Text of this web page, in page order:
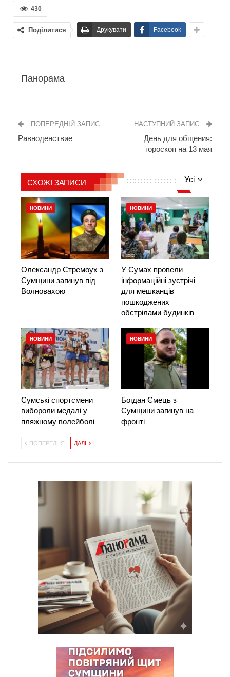
430
Поділитися Друкувати Facebook
Панорама
ПОПЕРЕДНІЙ ЗАПИС
Равноденствие
НАСТУПНИЙ ЗАПИС
День для общения:
гороскоп на 13 мая
Усі
СХОЖІ ЗАПИСИ
НОВИНИ
Олександр Стремоух з
Сумщини загинув під
Волновахою
НОВИНИ
У Сумах провели
інформаційні зустрічі
для мешканців
пошкоджених
обстрілами будинків
НОВИНИ
Сумські спортсмени
вибороли медалі у
пляжному волейболі
НОВИНИ
Богдан Ємець з
Сумщини загинув на
фронті
ПОПЕРЕДНЯ ДАЛІ